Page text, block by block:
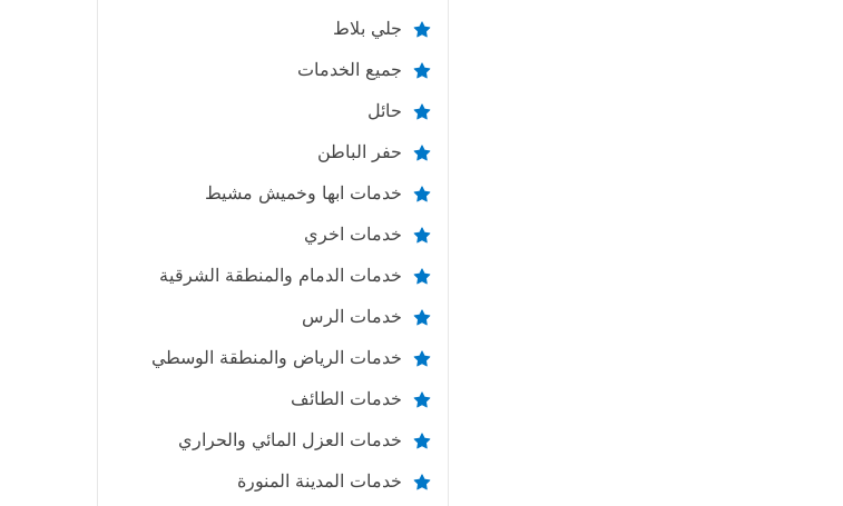
جلي بلاط
جميع الخدمات
حائل
حفر الباطن
خدمات ابها وخميش مشيط
خدمات اخري
خدمات الدمام والمنطقة الشرقية
خدمات الرس
خدمات الرياض والمنطقة الوسطي
خدمات الطائف
خدمات العزل المائي والحراري
خدمات المدينة المنورة